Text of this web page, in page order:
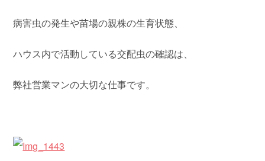
病害虫の発生や苗場の親株の生育状態、
ハウス内で活動している交配虫の確認は、
弊社営業マンの大切な仕事です。